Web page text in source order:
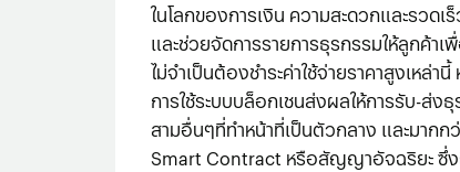
ในโลกของการเงิน ความสะดวกและรวด
และช่วยจัดการรายการธุรกรรมให้ลูกค้า
ไม่จำเป็นต้องชำระค่าใช้จ่ายราคาสูงเห
การใช้ระบบบล็อกเชนส่งผลให้การรับ-ส่ง
สามอื่นๆที่ทำหน้าที่เป็นตัวกลาง และมาก
Smart Contract หรือสัญญาอัจฉริยะ ซึ่